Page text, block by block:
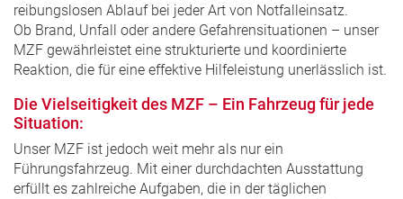
reibungslosen Ablauf bei jeder Art von Notfalleinsatz.
Ob Brand, Unfall oder andere Gefahrensituationen – unser
MZF gewährleistet eine strukturierte und koordinierte
Reaktion, die für eine effektive Hilfeleistung unerlässlich ist.
Die Vielseitigkeit des MZF – Ein Fahrzeug für jede
Situation:
Unser MZF ist jedoch weit mehr als nur ein
Führungsfahrzeug. Mit einer durchdachten Ausstattung
erfüllt es zahlreiche Aufgaben, die in der täglichen